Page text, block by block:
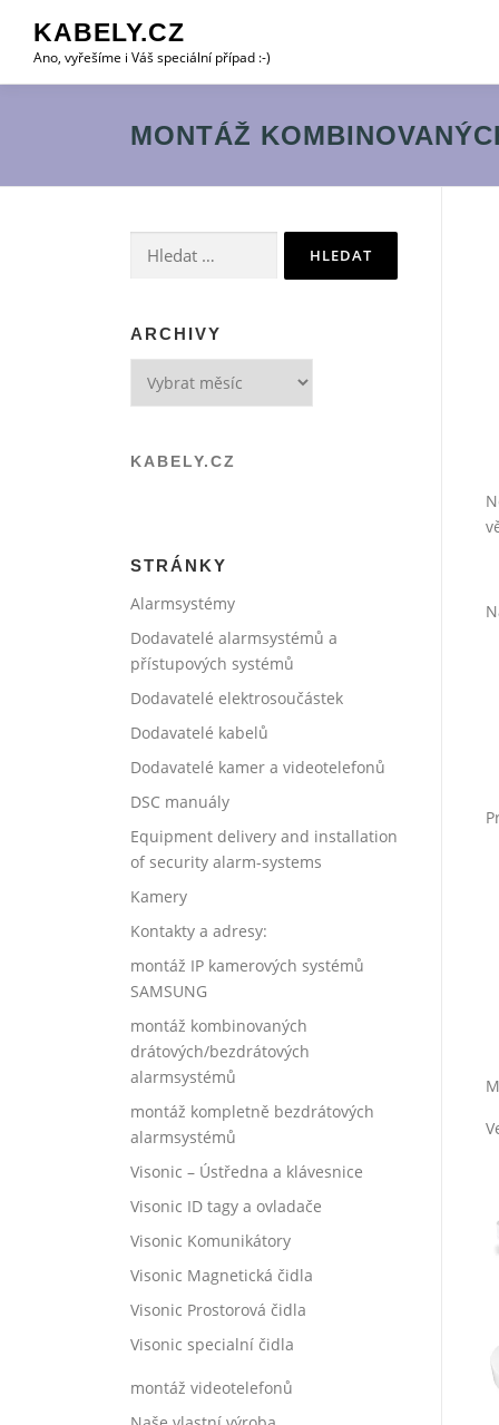
obsah
KABELY.CZ
Ano, vyřešíme i Váš speciální případ :-)
MONTÁŽ
Vyhledávání
ARCHIVY
KABELY.CZ
STRÁNKY
Alarmsystémy
Dodavatelé alarmsystémů a
přístupových systémů
Dodavatelé elektrosoučástek
Dodavatelé kabelů
Dodavatelé kamer a videotelefonů
DSC manuály
Equipment delivery and installation
of security alarm-systems
Kamery
Kontakty a adresy:
montáž IP kamerových systémů
SAMSUNG
montáž kombinovaných
drátových/bezdrátových
alarmsystémů
montáž kompletně bezdrátových
alarmsystémů
Visonic – Ústředna a klávesnice
Visonic ID tagy a ovladače
Visonic Komunikátory
Visonic Magnetická čidla
Visonic Prostorová čidla
Visonic specialní čidla
montáž videotelefonů